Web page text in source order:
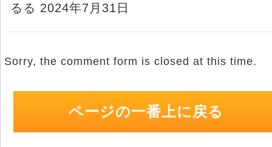
るる 2024年7月31日
Sorry, the comment form is closed at this time.
ページの一番上に戻る